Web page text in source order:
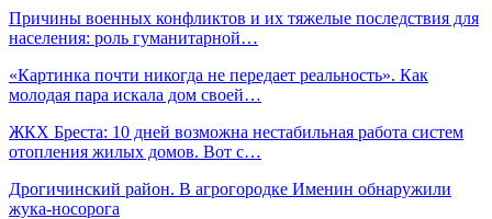
Причины военных конфликтов и их тяжелые последствия для
населения: роль гуманитарной…
«Картинка почти никогда не передает реальность». Как
молодая пара искала дом своей…
ЖКХ Бреста: 10 дней возможна нестабильная работа систем
отопления жилых домов. Вот с…
Дрогичинский район. В агрогородке Именин обнаружили
жука-носорога